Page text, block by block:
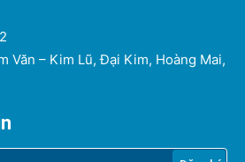
Văn – Kim Lũ, Đại Kim, Hoàng Mai,